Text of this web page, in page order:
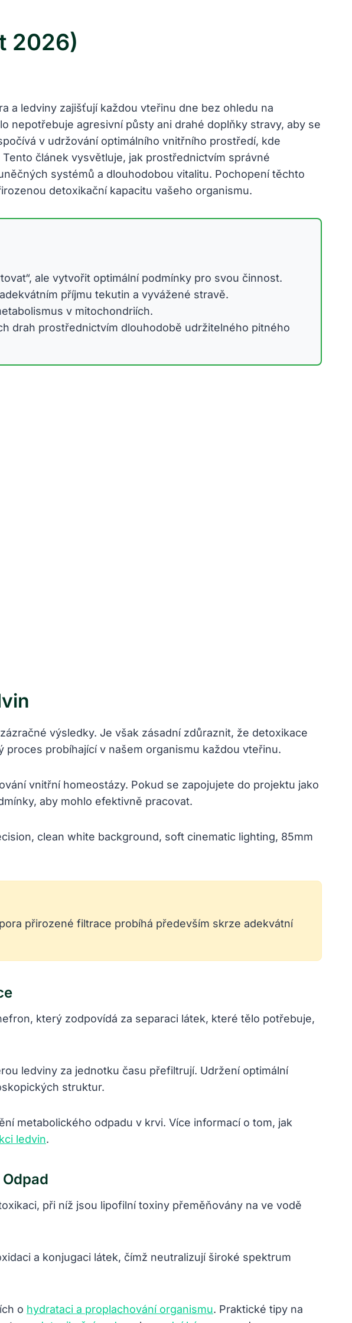
2026)
a ledviny zajišťují každou vteřinu dne bez ohledu na
nepotřebuje agresivní půsty ani drahé doplňky stravy, aby se
v udržování optimálního vnitřního prostředí, kde
článek vysvětluje, jak prostřednictvím správné
systémů a dlouhodobou vitalitu. Pochopení těchto
detoxikační kapacitu vašeho organismu.
ale vytvořit optimální podmínky pro svou činnost.
příjmu tekutin a vyvážené stravě.
v mitochondriích.
drah prostřednictvím dlouhodobě udržitelného pitného
výsledky. Je však zásadní zdůraznit, že detoxikace
probíhající v našem organismu každou vteřinu.
vnitřní homeostázy. Pokud se zapojujete do projektu jako
aby mohlo efektivně pracovat.
přirozené filtrace probíhá především skrze adekvátní
který zodpovídá za separaci látek, které tělo potřebuje,
ledviny za jednotku času přefiltrují. Udržení optimální
struktur.
metabolického odpadu v krvi. Více informací o tom, jak
ledvin.
při níž jsou lipofilní toxiny přeměňovány na ve vodě
a konjugaci látek, čímž neutralizují široké spektrum
o hydrataci a proplachování organismu. Praktické tipy na